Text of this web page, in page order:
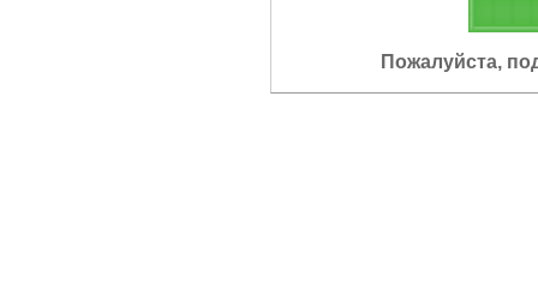
Пожалуйста,